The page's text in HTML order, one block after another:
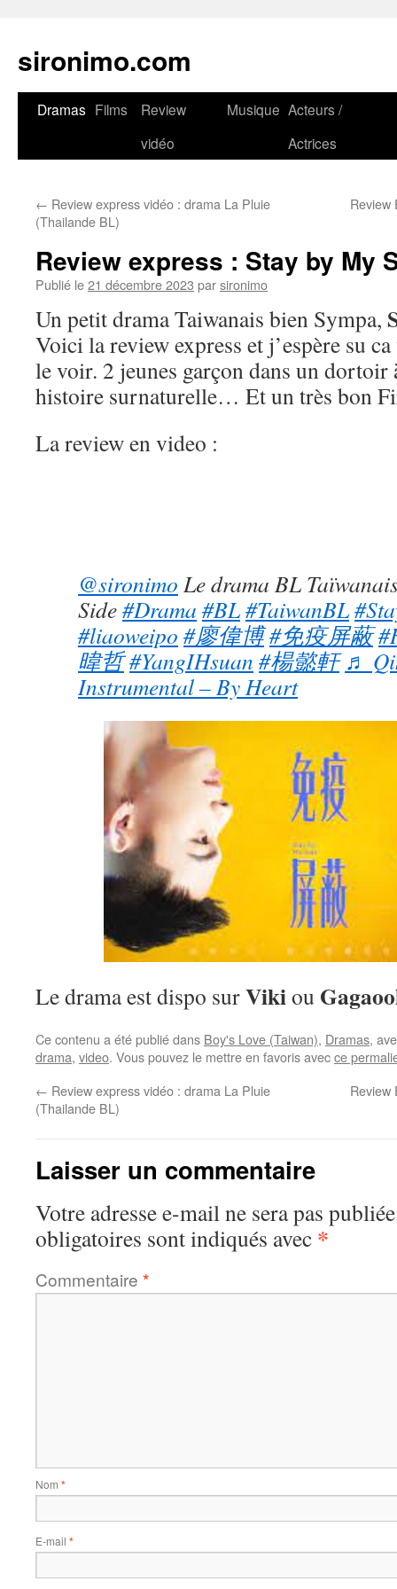
sironimo.com
Aller
Dramas Films
Review
vidéo
Musique Acteurs /
Actrices
← Review express vidéo : drama La Pluie
(Thailande BL)
Review
Review express : Stay by My
Publié le21 décembre 2023 parsironimo
Un petit drama Taiwanais bien Sympa,
Voici la review express et j’espère su
le voir. 2 jeunes garçon dans un dortoir
histoire surnaturelle… Et un très bon
La review en video :
@sironimo Le drama BL
Side#Drama #BL#TaiwanBL
#liaoweipo #廖偉博#免疫屏蔽
暐哲#YangIHsuan #楊懿軒 ♬
Instrumental – By Heart
Le drama est dispo surVikiou
Ce contenu a été publié dans Boy's Love (Taiwan), Dramas,
drama, video. Vous pouvez le mettre en favoris avecce
← Review express vidéo : drama La Pluie
(Thailande BL)
Review
Laisser un commentaire
Votre adresse e-mail ne sera pas
obligatoires sont indiqués avec *
Commentaire *
Nom *
E-mail *